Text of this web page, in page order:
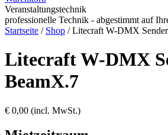
Veranstaltungstechnik
professionelle Technik - abgestimmt auf
Startseite / Shop /Litecraft W-DMX
Litecraft W-DMX
BeamX.7
€ 0,00 (incl. MwSt.)